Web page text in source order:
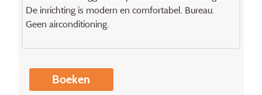
De inrichting is modern en comfortabel. Bureau.
Geen airconditioning.
Boeken